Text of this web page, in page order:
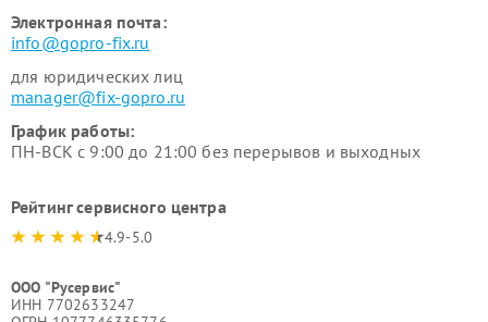
Электронная почта:
info@gopro-fix.ru
для юридических лиц
manager@fix-gopro.ru
График работы:
ПН-ВСК с 9:00 до 21:00 без перерывов и выходных
Рейтинг сервисного центра
4.9-5.0
ООО "Русервис"
ИНН 7702633247